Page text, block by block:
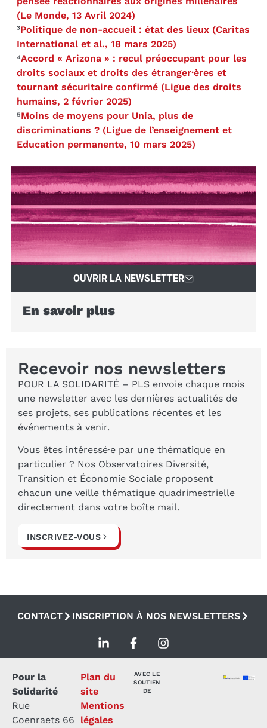
(Le Monde, 13 Avril 2024)
³Politique de non-accueil : état des lieux (Caritas
International et al., 18 mars 2025)
⁴Accord « Arizona » : recul préoccupant pour les
droits sociaux et droits des étranger·ères et
tournant sécuritaire confirmé (Ligue des droits
humains, 2 février 2025)
⁵Moins de moyens pour Unia, plus de
discriminations ? (Ligue de l’enseignement et
Education permanente, 10 mars 2025)
OUVRIR LA NEWSLETTER
En savoir plus
Recevoir nos newsletters
POUR LA SOLIDARITÉ – PLS envoie chaque mois
une newsletter avec les dernières actualités de
ses projets, ses publications récentes et les
événements à venir.
Vous êtes intéressé·e par une thématique en
particulier ? Nos Observatoires Diversité,
Transition et Économie Sociale proposent
chacun une veille thématique quadrimestrielle
directement dans votre boîte mail.
INSCRIVEZ-VOUS
CONTACT INSCRIPTION À NOS NEWSLETTERS
Pour la
Solidarité
Rue
Coenraets 66
AVEC LE
SOUTIEN
DE
Plan du
site
Mentions
légales